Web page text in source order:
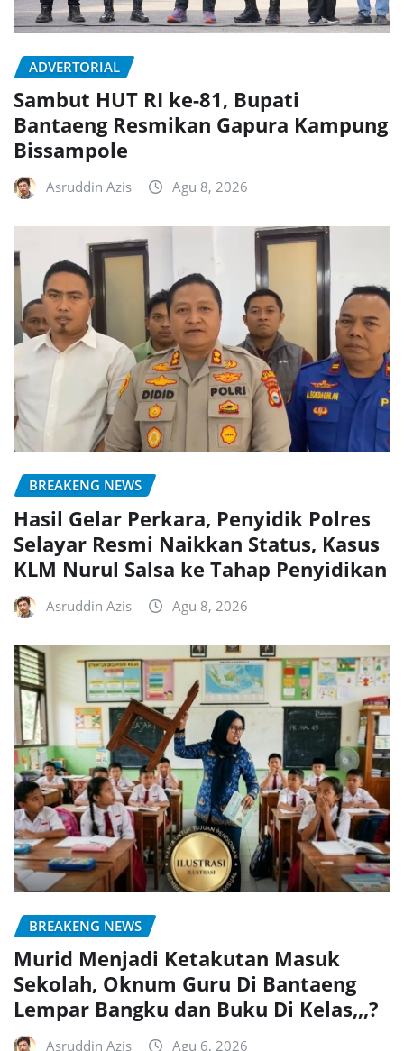
ADVERTORIAL
Sambut HUT RI ke-81, Bupati
Bantaeng Resmikan Gapura Kampung
Bissampole
Asruddin Azis Agu 8, 2026
BREAKENG NEWS
Hasil Gelar Perkara, Penyidik Polres
Selayar Resmi Naikkan Status, Kasus
KLM Nurul Salsa ke Tahap Penyidikan
Asruddin Azis Agu 8, 2026
BREAKENG NEWS
Murid Menjadi Ketakutan Masuk
Sekolah, Oknum Guru Di Bantaeng
Lempar Bangku dan Buku Di Kelas,,,?
Asruddin Azis Agu 6, 2026